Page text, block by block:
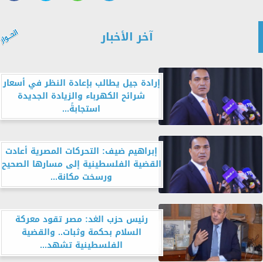
آخر الأخبار
إرادة جيل يطالب بإعادة النظر في أسعار
شرائح الكهرباء والزيادة الجديدة
استجابةً...
إبراهيم ضيف: التحركات المصرية أعادت
القضية الفلسطينية إلى مسارها الصحيح
ورسخت مكانة...
رئيس حزب الغد: مصر تقود معركة
السلام بحكمة وثبات.. والقضية
الفلسطينية تشهد...